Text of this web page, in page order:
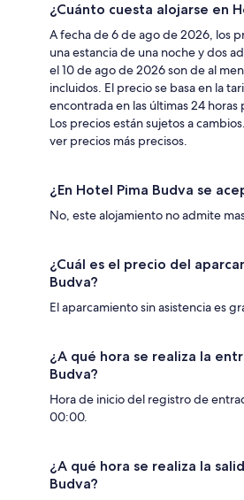
¿Cuánto cuesta alojarse en
A fecha de 6 de ago de 2026, los
una estancia de una noche y dos
el 10 de ago de 2026 son de al
incluidos. El precio se basa en la
encontrada en las últimas 24 horas
Los precios están sujetos a cambios.
ver precios más precisos.
¿En Hotel Pima Budva se
No, este alojamiento no admite
¿Cuál es el precio del
Budva?
El aparcamiento sin asistencia es
¿A qué hora se realiza la
Budva?
Hora de inicio del registro de
00:00.
¿A qué hora se realiza la
Budva?